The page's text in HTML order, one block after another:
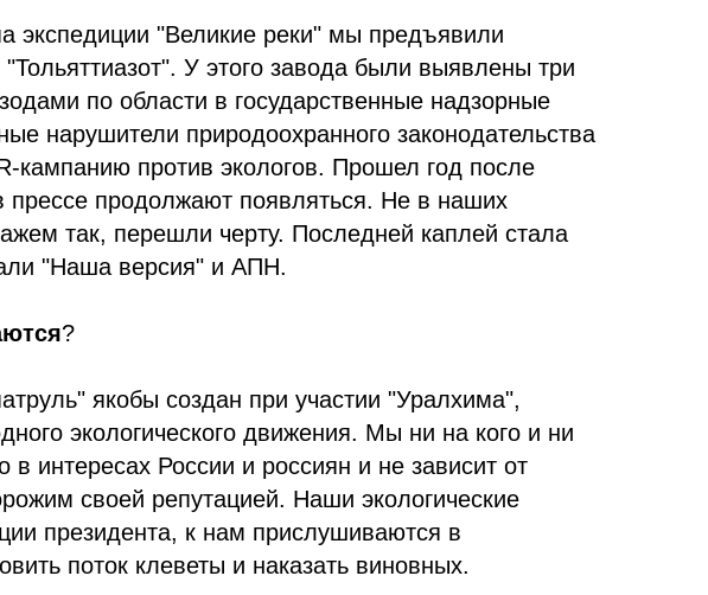
экспедиции "Великие реки" мы предъявили
У этого завода были выявлены три
по области в государственные надзорные
нарушители природоохранного законодательства
кампанию против экологов. Прошел год после
прессе продолжают появляться. Не в наших
так, перешли черту. Последней каплей стала
"Наша версия" и АПН.
?
якобы создан при участии "Уралхима",
экологического движения. Мы ни на кого и ни
интересах России и россиян и не зависит от
своей репутацией. Наши экологические
президента, к нам прислушиваются в
поток клеветы и наказать виновных.